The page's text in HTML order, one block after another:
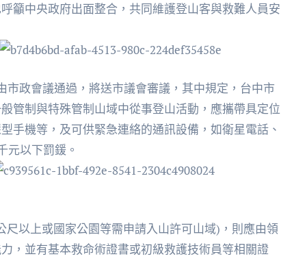
籲中央政府出面整合，共同維護登山客與救難人員安
市政會議通過，將送市議會審議，其中規定，台中市
管制與特殊管制山域中從事登山活動，應攜帶具定位
手機等，及可供緊急連絡的通訊設備，如衛星電話、
元以下罰鍰。
尺以上或國家公園等需申請入山許可山域) ，則應由領
，並有基本救命術證書或初級救護技術員等相關證